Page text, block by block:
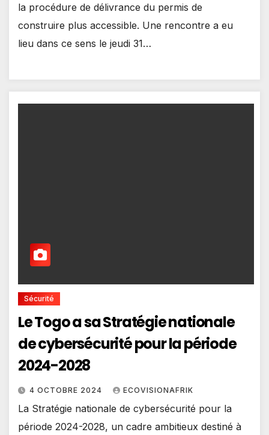
la procédure de délivrance du permis de
construire plus accessible. Une rencontre a eu
lieu dans ce sens le jeudi 31…
Sécurité
Le Togo a sa Stratégie nationale
de cybersécurité pour la période
2024-2028
4 OCTOBRE 2024 ECOVISIONAFRIK
La Stratégie nationale de cybersécurité pour la
période 2024-2028, un cadre ambitieux destiné à